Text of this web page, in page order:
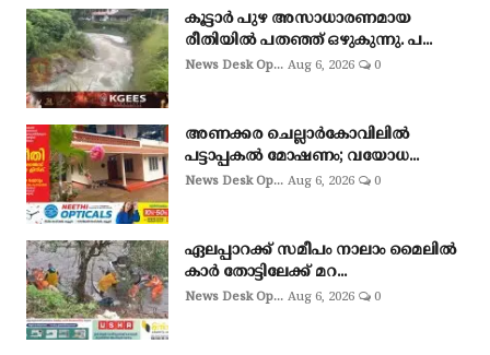
കൂട്ടാർ പുഴ അസാധാരണമായ
രീതിയിൽ പതഞ്ഞ് ഒഴുകുന്നു. പ...
News Desk Op... Aug 6, 2026 0
അണക്കര ചെല്ലാര്‍കോവിലില്‍
പട്ടാപ്പകല്‍ മോഷണം; വയോധ...
News Desk Op... Aug 6, 2026 0
ഏലപ്പാറക്ക് സമീപം നാലാം മൈലിൽ
കാർ തോട്ടിലേക്ക് മറ...
News Desk Op... Aug 6, 2026 0